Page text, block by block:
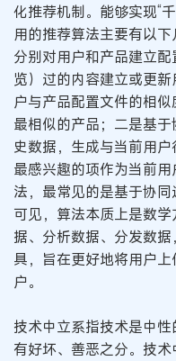
化推荐机制。能够实现“
用的推荐算法主要有以下
分别对用户和产品建立
览）过的内容建立或更
户与产品配置文件的相
最相似的产品；二是基
史数据，生成与当前用
最感兴趣的项作为当前
法，最常见的是基于协
可见，算法本质上是数
据、分析数据、分发数
具，旨在更好地将用户
户。
技术中立系指技术是中
有好坏、善恶之分。技